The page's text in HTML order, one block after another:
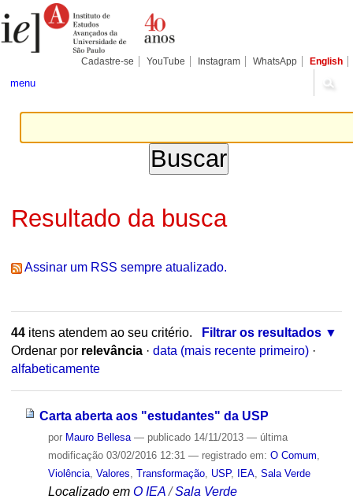
para
conteúdo.
Pessoais
Cadastre-se YouTube Instagram WhatsApp English
menu
Resultado da busca
Assinar um RSS sempre atualizado.
44itens atendem ao seu critério.
Filtrar os resultados
Ordenar por relevância · data (mais recente primeiro) ·
alfabeticamente
Carta aberta aos "estudantes" da USP
por Mauro Bellesa — publicado14/11/2013 — última
modificação03/02/2016 12:31 — registrado em: O Comum
Violência, Valores Transformação, USP, IEA, Sala Verde
Localizado em O IEA /Sala Verde